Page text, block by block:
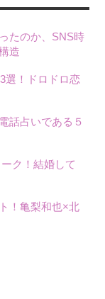
たのか、SNS時
造
選！ドロドロ恋
話占いである５
ク！結婚して
！亀梨和也×北